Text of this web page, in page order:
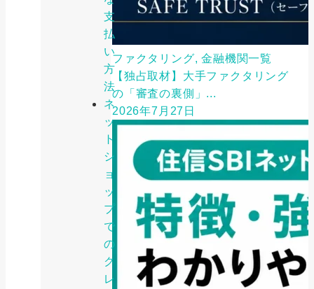
支
払
い
方
法
ネ
ッ
ト
シ
ョ
ッ
プ
で
の
ク
レ
ファクタリング, 金融機関一覧
【独占取材】大手ファクタリング
の「審査の裏側」...
2026年7月27日